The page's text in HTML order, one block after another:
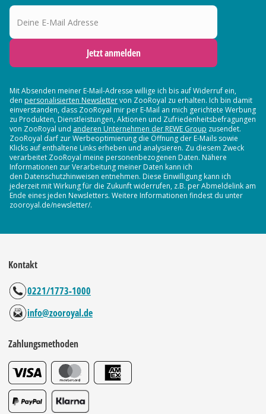
Deine E-Mail Adresse
Jetzt anmelden
Mit Absenden meiner E-Mail-Adresse willige ich bis auf Widerruf ein,
den personalisierten Newslettervon ZooRoyal zu erhalten. Ich bin damit
einverstanden, dass ZooRoyal mir per E-Mail an mich gerichtete Werbung
zu Produkten, Dienstleistungen, Aktionen und Zufriedenheitsbefragungen
von ZooRoyal und anderen Unternehmen der REWE Group zusendet.
ZooRoyal darf zur Werbeoptimierung die Öffnung der E-Mails sowie
Klicks auf enthaltene Links erheben und analysieren. Zu diesem Zweck
verarbeitet ZooRoyal meine personenbezogenen Daten. Nähere
Informationen zur Verarbeitung meiner Daten kann ich
den Datenschutzhinweisen entnehmen. Diese Einwilligung kann ich
jederzeit mit Wirkung für die Zukunft widerrufen, z.B. per Abmeldelink am
Ende eines jeden Newsletters. Weitere Informationen findest du unter
zooroyal.de/newsletter/.
Kontakt
0221/1773-1000
info@zooroyal.de
Zahlungsmethoden